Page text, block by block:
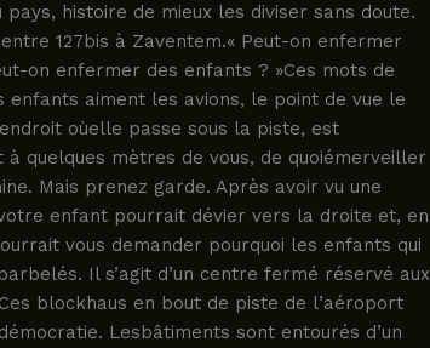
histoire de mieux les diviser sans doute.
127bis à Zaventem.« Peut-on enfermer
on enfermer des enfants ? »Ces mots de
enfants aiment les avions, le point de vue le
oùelle passe sous la piste, est
quelques mètres de vous, de quoiémerveiller
Mais prenez garde. Après avoir vu une
enfant pourrait dévier vers la droite et, en
vous demander pourquoi les enfants qui
Il s’agit d’un centre fermé réservé aux
blockhaus en bout de piste de l’aéroport
Lesbâtiments sont entourés d’un